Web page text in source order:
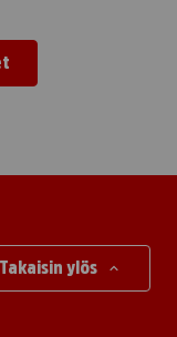
Takaisin ylös